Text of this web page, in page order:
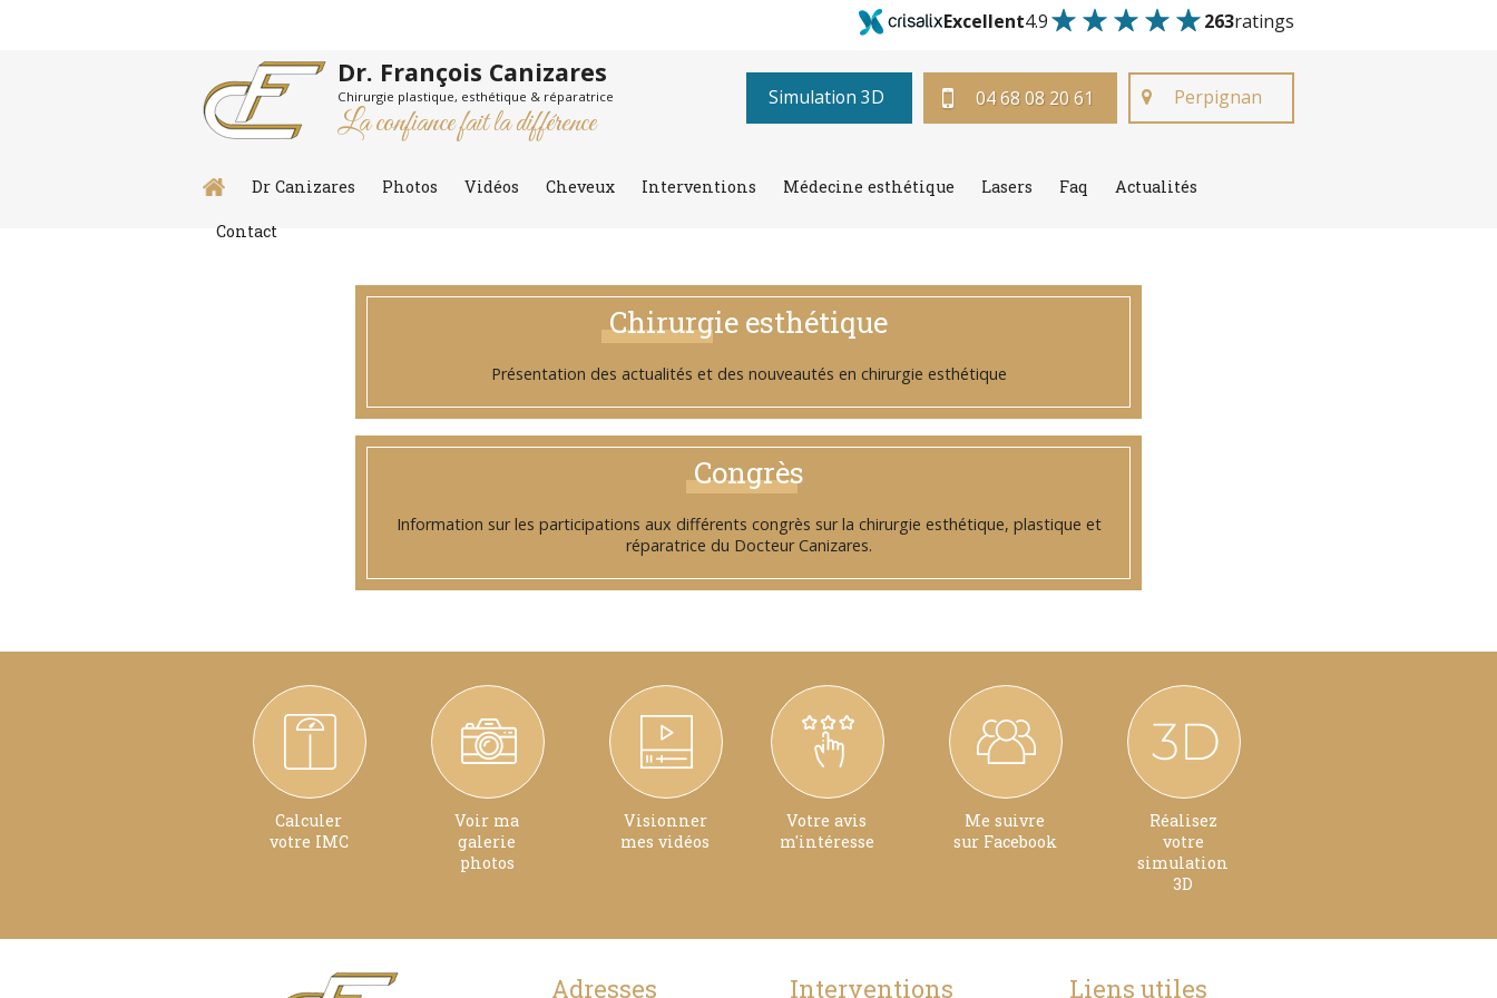
Excellent4.9 263ratings
Dr. François Canizares
Chirurgie plastique, esthétique & réparatrice
La confiance fait la différence
Simulation 3D 04 68 08 20 61 Perpignan
Dr Canizares Photos Vidéos Cheveux Interventions Médecine esthétique Lasers Faq Actualités
Contact
Chirurgie esthétique
Présentation des actualités et des nouveautés en chirurgie esthétique
Congrès
Information sur les participations aux différents congrès sur la chirurgie esthétique, plastique et
réparatrice du Docteur Canizares.
Calculer
votre IMC
Voir ma
galerie
photos
Visionner
mes vidéos
Votre avis
m'intéresse
Me suivre
sur Facebook
Réalisez
votre
simulation
3D
Adresses Interventions Liens utiles